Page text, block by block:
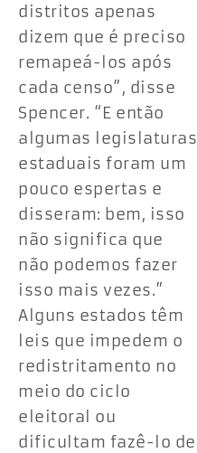
distritos apenas
dizem que é preciso
remapeá-los após
cada censo”, disse
Spencer. “E então
algumas legislaturas
estaduais foram um
pouco espertas e
disseram: bem, isso
não significa que
não podemos fazer
isso mais vezes.”
Alguns estados têm
leis que impedem o
redistritamento no
meio do ciclo
eleitoral ou
dificultam fazê-lo de